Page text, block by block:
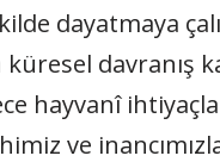
dayatmaya
davranış
hayvanî
ve